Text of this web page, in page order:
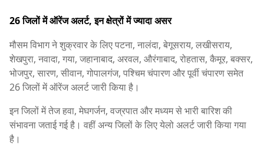
26 जिलों में ऑरेंज अलर्ट, इन क्षेत्रों में ज्यादा असर
मौसम विभाग ने शुक्रवार के लिए पटना, नालंदा, बेगूसराय, लखीसराय,
शेखपुरा, नवादा, गया, जहानाबाद, अरवल, औरंगाबाद, रोहतास, कैमूर, बक्सर,
भोजपुर, सारण, सीवान, गोपालगंज, पश्चिम चंपारण और पूर्वी चंपारण समेत
26 जिलों में ऑरेंज अलर्ट जारी किया है।
इन जिलों में तेज हवा, मेघगर्जन, वज्रपात और मध्यम से भारी बारिश की
संभावना जताई गई है। वहीं अन्य जिलों के लिए येलो अलर्ट जारी किया गया
है।